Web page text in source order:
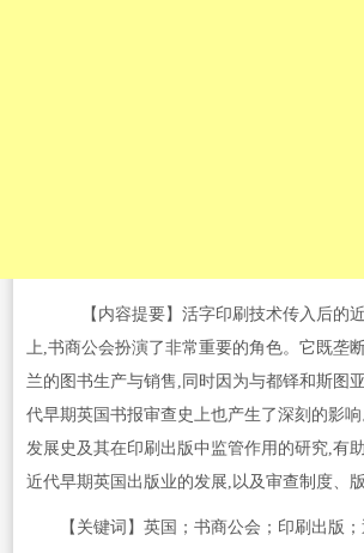
【内容提要】活字印刷技术传入后的近
上,书商公会扮演了非常重要的角色。它既垄
兰的图书生产与销售,同时因为与都铎和斯图
代早期英国书报审查史上也产生了深刻的影
发展史及其在印刷出版中监管作用的研究,有
近代早期英国出版业的发展,以及审查制度、
【关键词】英国；书商公会；印刷出版；